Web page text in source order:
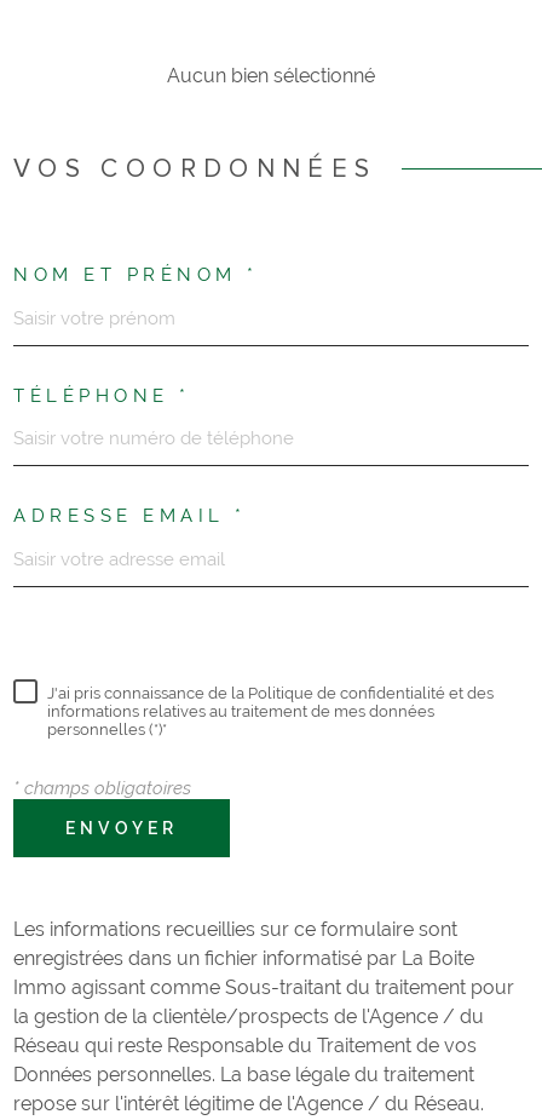
Aucun bien sélectionné
VOS COORDONNÉES
NOM ET PRÉNOM *
TÉLÉPHONE *
ADRESSE EMAIL *
J'ai pris connaissance de la Politique de confidentialité et des
informations relatives au traitement de mes données
personnelles (*)*
* champs obligatoires
ENVOYER
Les informations recueillies sur ce formulaire sont
enregistrées dans un fichier informatisé par La Boite
Immo agissant comme Sous-traitant du traitement pour
la gestion de la clientèle/prospects de l'Agence / du
Réseau qui reste Responsable du Traitement de vos
Données personnelles. La base légale du traitement
repose sur l'intérêt légitime de l'Agence / du Réseau.